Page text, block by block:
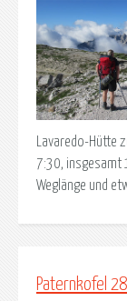
Lavaredo-Hütte
7:30, insgesamt
Weglänge und
Paternkofel